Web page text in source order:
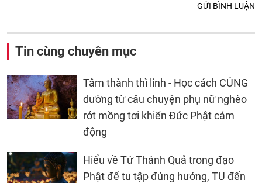
GỬI BÌNH LUẬN
Tin cùng chuyên mục
Tâm thành thì linh - Học cách CÚNG
dường từ câu chuyện phụ nữ nghèo
rớt mồng tơi khiến Đức Phật cảm
động
Hiểu về Tứ Thánh Quả trong đạo
Phật để tu tập đúng hướng, TU đến